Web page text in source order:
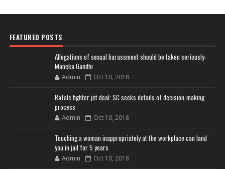
FEATURED POSTS
Allegations of sexual harassment should be taken seriously:
Maneka Gandhi
Admin Oct 10, 2018
Rafale fighter jet deal: SC seeks details of decision-making
process
Admin Oct 10, 2018
Touching a woman inappropriately at the workplace can land
you in jail for 5 years
Admin Oct 10, 2018